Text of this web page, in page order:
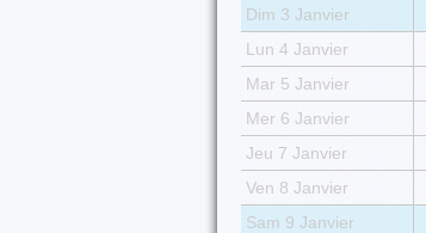
Dim 3 Janvier
Lun 4 Janvier
Mar 5 Janvier
Mer 6 Janvier
Jeu 7 Janvier
Ven 8 Janvier
Sam 9 Janvier